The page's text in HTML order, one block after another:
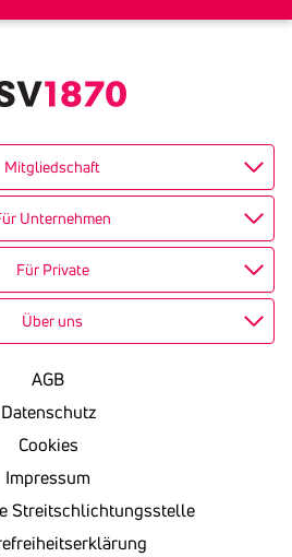
Mitgliedschaft
Unternehmen
Für Private
Über uns
AGB
Datenschutz
Cookies
Impressum
Streitschlichtungsstelle